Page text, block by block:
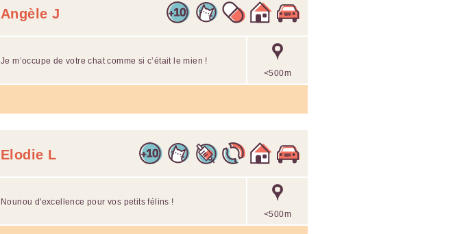
Angèle J
<500m
Je m’occupe de votre chat comme si c’était le mien !
Elodie L
<500m
Nounou d'excellence pour vos petits félins !